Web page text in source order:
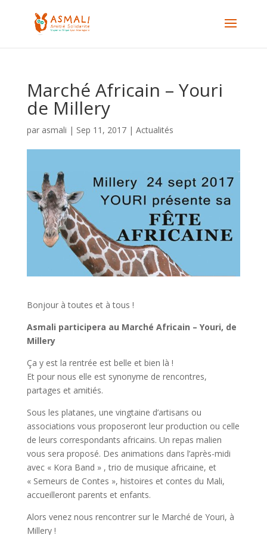
Marché Africain – Youri
de Millery
par asmali | Sep 11, 2017| Actualités
Bonjour à toutes et à tous !
Asmali participera au Marché Africain – Youri, de
Millery
Ça y est la rentrée est belle et bien là !
Et pour nous elle est synonyme de rencontres,
partages et amitiés.
Sous les platanes, une vingtaine d’artisans ou
associations vous proposeront leur production ou celle
de leurs correspondants africains. Un repas malien
vous sera proposé. Des animations dans l’après-midi
avec « Kora Band » , trio de musique africaine, et
« Semeurs de Contes », histoires et contes du Mali,
accueilleront parents et enfants.
Alors venez nous rencontrer sur le Marché de Youri, à
Millery !